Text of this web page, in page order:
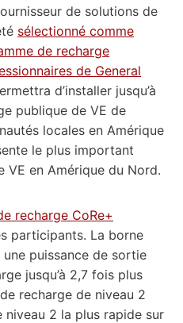
de solutions de
sélectionné comme
de recharge
de General
d’installer jusqu’à
publique de VE de
locales en Amérique
le plus important
VE en Amérique du Nord.
recharge CoRe+
participants. La borne
puissance de sortie
jusqu’à 2,7 fois plus
recharge de niveau 2
2 la plus rapide sur